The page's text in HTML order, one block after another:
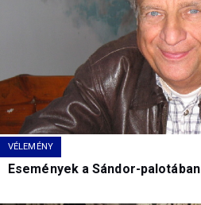
VÉLEMÉNY
Események a Sándor-palotában